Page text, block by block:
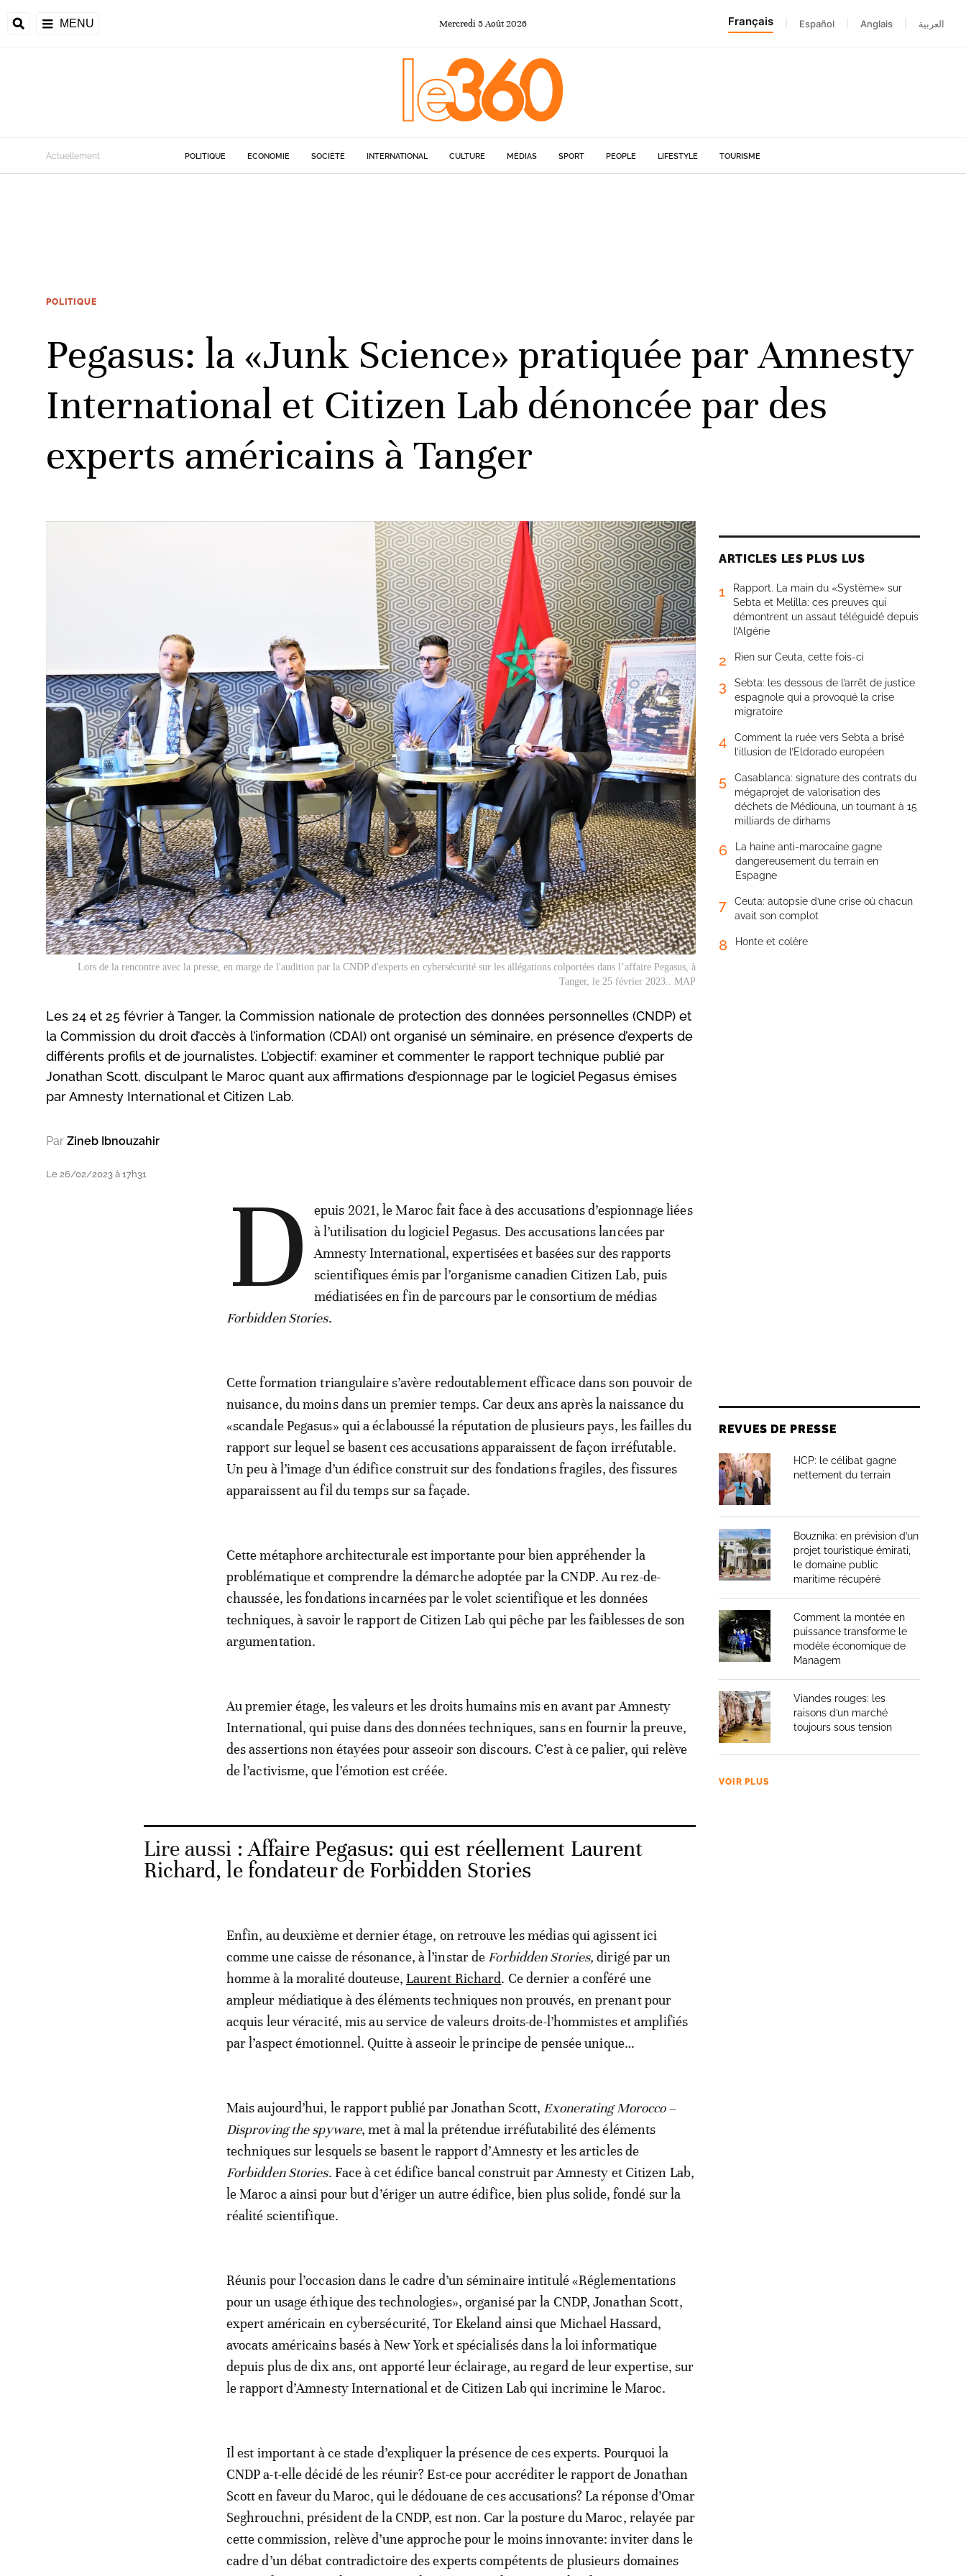
MENU Mercredi 5Août2026 Français Español Anglais العربية
Actuellement POLITIQUE ECONOMIE SOCIÉTÉ INTERNATIONAL CULTURE MÉDIAS SPORT PEOPLE LIFESTYLE TOURISME
POLITIQUE
Pegasus: la «Junk Science» pratiquée par Amnesty
International et Citizen Lab dénoncée par des
experts américains à Tanger
Lors de la rencontre avec la presse, en marge de l'audition par la CNDP d'experts en cybersécurité sur les allégations colportées dans l’affaire Pegasus, à
Tanger, le 25 février 2023.. MAP
Les 24 et 25 février à Tanger, la Commission nationale de protection des données personnelles (CNDP) et
la Commission du droit d’accès à l’information (CDAI) ont organisé un séminaire, en présence d’experts de
différents profils et de journalistes. L’objectif: examiner et commenter le rapport technique publié par
Jonathan Scott, disculpant le Maroc quant aux affirmations d’espionnage par le logiciel Pegasus émises
par Amnesty International et Citizen Lab.
Par Zineb Ibnouzahir
Le 26/02/2023 à 17h31 D
epuis 2021, le Maroc fait face à des accusations d’espionnage liées
à l’utilisation du logiciel Pegasus. Des accusations lancées par
Amnesty International, expertisées et basées sur des rapports
scientifiques émis par l’organisme canadien Citizen Lab, puis
médiatisées en fin de parcours par le consortium de médias
Forbidden Stories.
Cette formation triangulaire s’avère redoutablement efficace dans son pouvoir de
nuisance, du moins dans un premier temps. Car deux ans après la naissance du
«scandale Pegasus» qui a éclaboussé la réputation de plusieurs pays, les failles du
rapport sur lequel se basent ces accusations apparaissent de façon irréfutable.
Un peu à l’image d’un édifice construit sur des fondations fragiles, des fissures
apparaissent au fil du temps sur sa façade.
Cette métaphore architecturale est importante pour bien appréhender la
problématique et comprendre la démarche adoptée par la CNDP. Au rez-de-
chaussée, les fondations incarnées par le volet scientifique et les données
techniques, à savoir le rapport de Citizen Lab qui pêche par les faiblesses de son
argumentation.
Au premier étage, les valeurs et les droits humains mis en avant par Amnesty
International, qui puise dans des données techniques, sans en fournir la preuve,
des assertions non étayées pour asseoir son discours. C’est à ce palier, qui relève
de l’activisme, que l’émotion est créée.
Lire aussi :Affaire Pegasus: qui est réellement Laurent
Richard, le fondateur de Forbidden Stories
Enfin, au deuxième et dernier étage, on retrouve les médias qui agissent ici
comme une caisse de résonance, à l’instar de Forbidden Stories, dirigé par un
homme à la moralité douteuse, Laurent Richard. Ce dernier a conféré une
ampleur médiatique à des éléments techniques non prouvés, en prenant pour
acquis leur véracité, mis au service de valeurs droits-de-l’hommistes et amplifiés
par l’aspect émotionnel. Quitte à asseoir le principe de pensée unique…
Mais aujourd’hui, le rapport publié par Jonathan Scott, Exonerating Morocco –
Disproving the spyware, met à mal la prétendue irréfutabilité des éléments
techniques sur lesquels se basent le rapport d’Amnesty et les articles de
Forbidden Stories. Face à cet édifice bancal construit par Amnesty et Citizen Lab,
le Maroc a ainsi pour but d’ériger un autre édifice, bien plus solide, fondé sur la
réalité scientifique.
Réunis pour l’occasion dans le cadre d’un séminaire intitulé «Réglementations
pour un usage éthique des technologies», organisé par la CNDP, Jonathan Scott,
expert américain en cybersécurité, Tor Ekeland ainsi que Michael Hassard,
avocats américains basés à New York et spécialisés dans la loi informatique
depuis plus de dix ans, ont apporté leur éclairage, au regard de leur expertise, sur
le rapport d’Amnesty International et de Citizen Lab qui incrimine le Maroc.
Il est important à ce stade d’expliquer la présence de ces experts. Pourquoi la
CNDP a-t-elle décidé de les réunir? Est-ce pour accréditer le rapport de Jonathan
Scott en faveur du Maroc, qui le dédouane de ces accusations? La réponse d’Omar
Seghrouchni, président de la CNDP, est non. Car la posture du Maroc, relayée par
cette commission, relève d’une approche pour le moins innovante: inviter dans le
cadre d’un débat contradictoire des experts compétents de plusieurs domaines
ARTICLES LES PLUS LUS
1
Rapport. La main du «Système» sur
Sebta et Melilla: ces preuves qui
démontrent un assaut téléguidé depuis
l’Algérie
2 Rien sur Ceuta, cette fois-ci
3
Sebta: les dessous de l’arrêt de justice
espagnole qui a provoqué la crise
migratoire
4
Comment la ruée vers Sebta a brisé
l’illusion de l’Eldorado européen
5
Casablanca: signature des contrats du
mégaprojet de valorisation des
déchets de Médiouna, un tournant à 15
milliards de dirhams
6
La haine anti-marocaine gagne
dangereusement du terrain en
Espagne
7
Ceuta: autopsie d’une crise où chacun
avait son complot
8 Honte et colère
REVUES DE PRESSE
HCP: le célibat gagne
nettement du terrain
Bouznika: en prévision d’un
projet touristique émirati,
le domaine public
maritime récupéré
Comment la montée en
puissance transforme le
modèle économique de
Managem
Viandes rouges: les
raisons d’un marché
toujours sous tension
VOIR PLUS